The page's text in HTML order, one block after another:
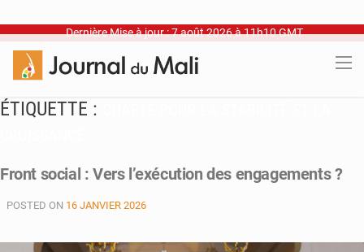
Dernière Mise à jour : 7 août 2026 à 11h10 GMT
ÉTIQUETTE :
Front social : Vers l’exécution des engagements ?
POSTED ON 16 JANVIER 2026